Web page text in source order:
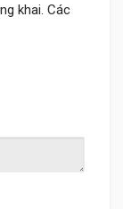
khai. Các